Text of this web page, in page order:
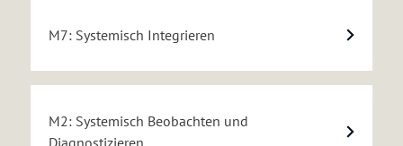
M7: Systemisch Integrieren
M2: Systemisch Beobachten und